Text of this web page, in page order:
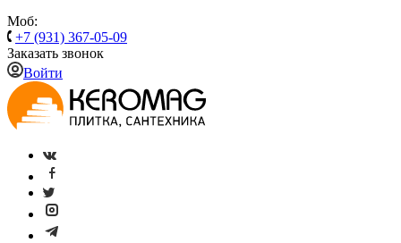
Моб:
+7 (931) 367-05-09
Заказать звонок
Войти